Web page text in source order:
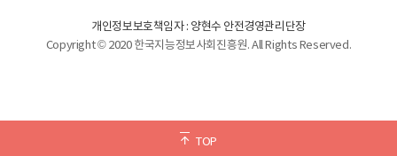
TOP
개인정보보호책임자 : 양현수 안전경영관리단장
Copyright © 2020 한국지능정보사회진흥원. All Rights Reserved.